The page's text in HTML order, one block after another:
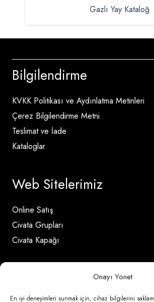
Onayı Yönet
En iyi deneyimleri sunmak için, cihaz bilgilerini
Gazlı Yay Kataloğ
Bilgilendirme
KVKK Politikası ve Aydınlatma Metinleri
Çerez Bilgilendirme Metni
Teslimat ve İade
Kataloglar
Web Sitelerimiz
Online Satış
Civata Grupları
Civata Kapağı
İletişim Detayları